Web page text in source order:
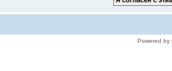
Powered by